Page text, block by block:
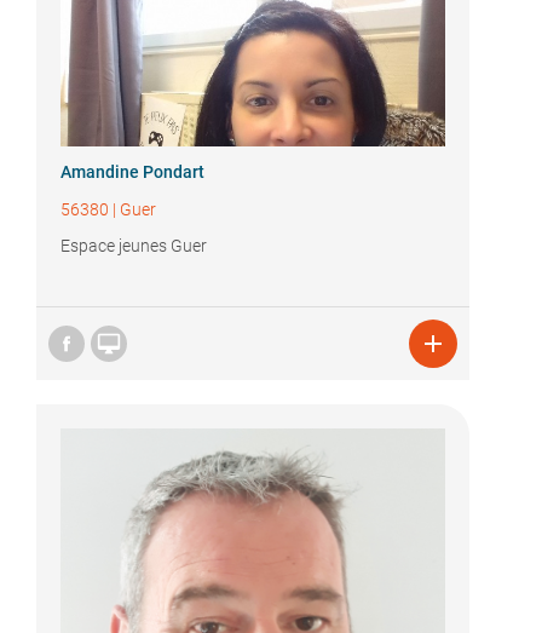
Amandine Pondart
56380 | Guer
Espace jeunes Guer
 